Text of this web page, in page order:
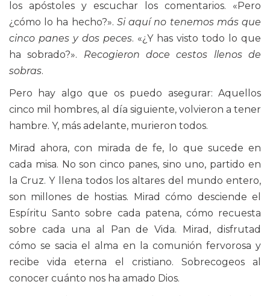
los apóstoles y escuchar los comentarios. «Pero
¿cómo lo ha hecho?». Si aquí no tenemos más que
cinco panes y dos peces. «¿Y has visto todo lo que
ha sobrado?». Recogieron doce cestos llenos de
sobras.
Pero hay algo que os puedo asegurar: Aquellos
cinco mil hombres, al día siguiente, volvieron a tener
hambre. Y, más adelante, murieron todos.
Mirad ahora, con mirada de fe, lo que sucede en
cada misa. No son cinco panes, sino uno, partido en
la Cruz. Y llena todos los altares del mundo entero,
son millones de hostias. Mirad cómo desciende el
Espíritu Santo sobre cada patena, cómo recuesta
sobre cada una al Pan de Vida. Mirad, disfrutad
cómo se sacia el alma en la comunión fervorosa y
recibe vida eterna el cristiano. Sobrecogeos al
conocer cuánto nos ha amado Dios.